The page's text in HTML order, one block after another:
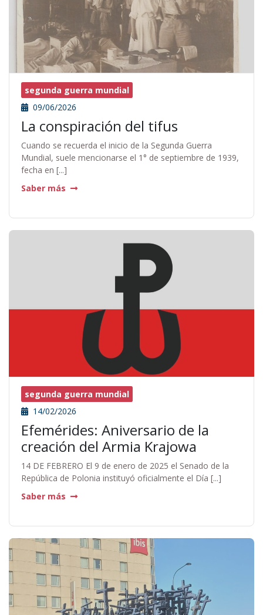
segunda guerra mundial
09/06/2026
La conspiración del tifus
Cuando se recuerda el inicio de la Segunda Guerra
Mundial, suele mencionarse el 1° de septiembre de 1939,
fecha en [...]
Saber más
segunda guerra mundial
14/02/2026
Efemérides: Aniversario de la
creación del Armia Krajowa
14 DE FEBRERO El 9 de enero de 2025 el Senado de la
República de Polonia instituyó oficialmente el Día [...]
Saber más